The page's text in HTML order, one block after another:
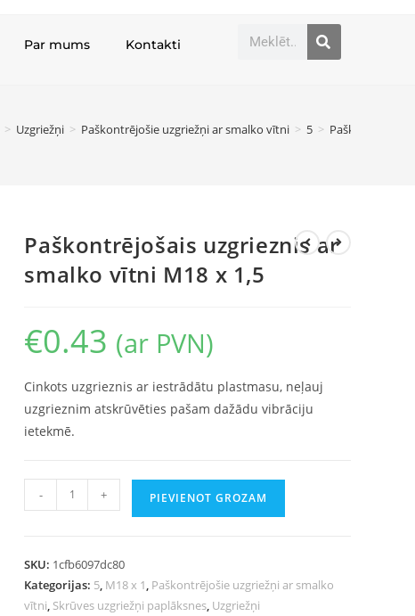
Par mums Kontakti
> Uzgriežņi > Paškontrējošie uzgriežņi ar smalko vītni > 5 >
Paškontrējošais uzgrieznis ar
smalko vītni M18 x 1,5
€0.43 (ar PVN)
Cinkots uzgrieznis ar iestrādātu plastmasu, neļauj
uzgrieznim atskrūvēties pašam dažādu vibrāciju
ietekmē.
- + PIEVIENOT GROZAM
SKU: 1cfb6097dc80
Kategorijas: 5, M18 x 1, Paškontrējošie uzgriežņi ar smalko
vītni, Skrūves uzgriežņi paplāksnes, Uzgriežņi